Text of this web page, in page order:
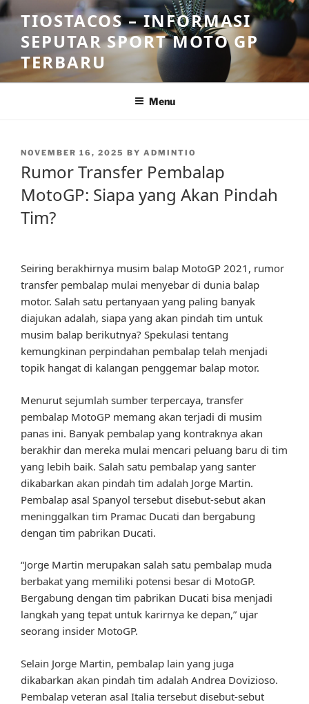
Skip
to
content
TIOSTACOS – INFORMASI
SEPUTAR SPORT MOTO GP
TERBARU
Menu
POSTED
NOVEMBER 16, 2025 BY ADMINTIO
Rumor Transfer Pembalap
MotoGP: Siapa yang Akan Pindah
Tim?
Seiring berakhirnya musim balap MotoGP 2021, rumor
transfer pembalap mulai menyebar di dunia balap
motor. Salah satu pertanyaan yang paling banyak
diajukan adalah, siapa yang akan pindah tim untuk
musim balap berikutnya? Spekulasi tentang
kemungkinan perpindahan pembalap telah menjadi
topik hangat di kalangan penggemar balap motor.
Menurut sejumlah sumber terpercaya, transfer
pembalap MotoGP memang akan terjadi di musim
panas ini. Banyak pembalap yang kontraknya akan
berakhir dan mereka mulai mencari peluang baru di tim
yang lebih baik. Salah satu pembalap yang santer
dikabarkan akan pindah tim adalah Jorge Martin.
Pembalap asal Spanyol tersebut disebut-sebut akan
meninggalkan tim Pramac Ducati dan bergabung
dengan tim pabrikan Ducati.
“Jorge Martin merupakan salah satu pembalap muda
berbakat yang memiliki potensi besar di MotoGP.
Bergabung dengan tim pabrikan Ducati bisa menjadi
langkah yang tepat untuk karirnya ke depan,” ujar
seorang insider MotoGP.
Selain Jorge Martin, pembalap lain yang juga
dikabarkan akan pindah tim adalah Andrea Dovizioso.
Pembalap veteran asal Italia tersebut disebut-sebut